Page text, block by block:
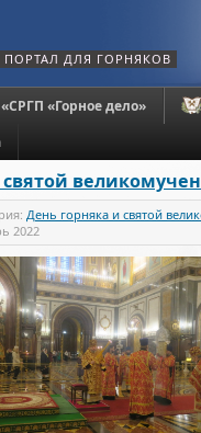
ДЛЯ ГОРНЯКОВ
«Горное дело»
День горняка и святой
2022